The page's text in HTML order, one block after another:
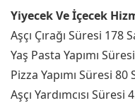
Yiyecek Ve İçecek
Aşçı Çırağı Süresi 178
Yaş Pasta Yapımı
Pizza Yapımı Süresi 80
Aşçı Yardımcısı Süresi